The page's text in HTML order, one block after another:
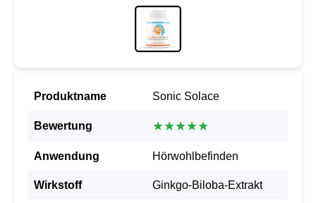
Produktname Sonic Solace
Bewertung ★★★★★
Anwendung Hörwohlbefinden
Wirkstoff Ginkgo-Biloba-Extrakt